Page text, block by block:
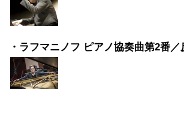
・ラフマニノフ ピアノ協奏曲第2番／